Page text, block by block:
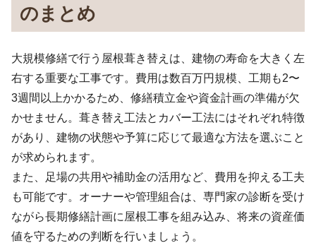
のまとめ
大規模修繕で行う屋根葺き替えは、建物の寿命を大きく左
右する重要な工事です。費用は数百万円規模、工期も2〜
3週間以上かかるため、修繕積立金や資金計画の準備が欠
かせません。葺き替え工法とカバー工法にはそれぞれ特徴
があり、建物の状態や予算に応じて最適な方法を選ぶこと
が求められます。
また、足場の共用や補助金の活用など、費用を抑える工夫
も可能です。オーナーや管理組合は、専門家の診断を受け
ながら長期修繕計画に屋根工事を組み込み、将来の資産価
値を守るための判断を行いましょう。